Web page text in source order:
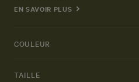
EN SAVOIR PLUS
COULEUR
TAILLE